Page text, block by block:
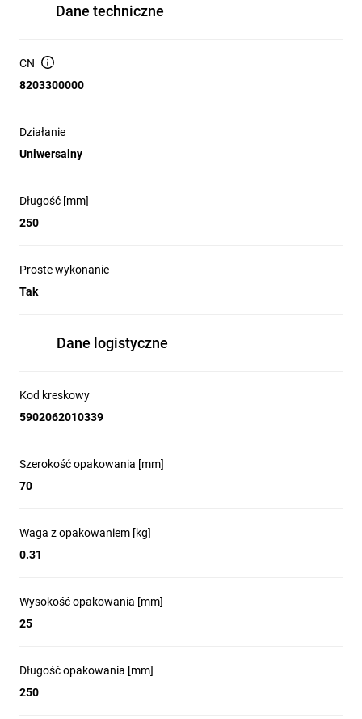
Dane techniczne
CN
8203300000
Działanie
Uniwersalny
Długość [mm]
250
Proste wykonanie
Tak
Dane logistyczne
Kod kreskowy
5902062010339
Szerokość opakowania [mm]
70
Waga z opakowaniem [kg]
0.31
Wysokość opakowania [mm]
25
Długość opakowania [mm]
250